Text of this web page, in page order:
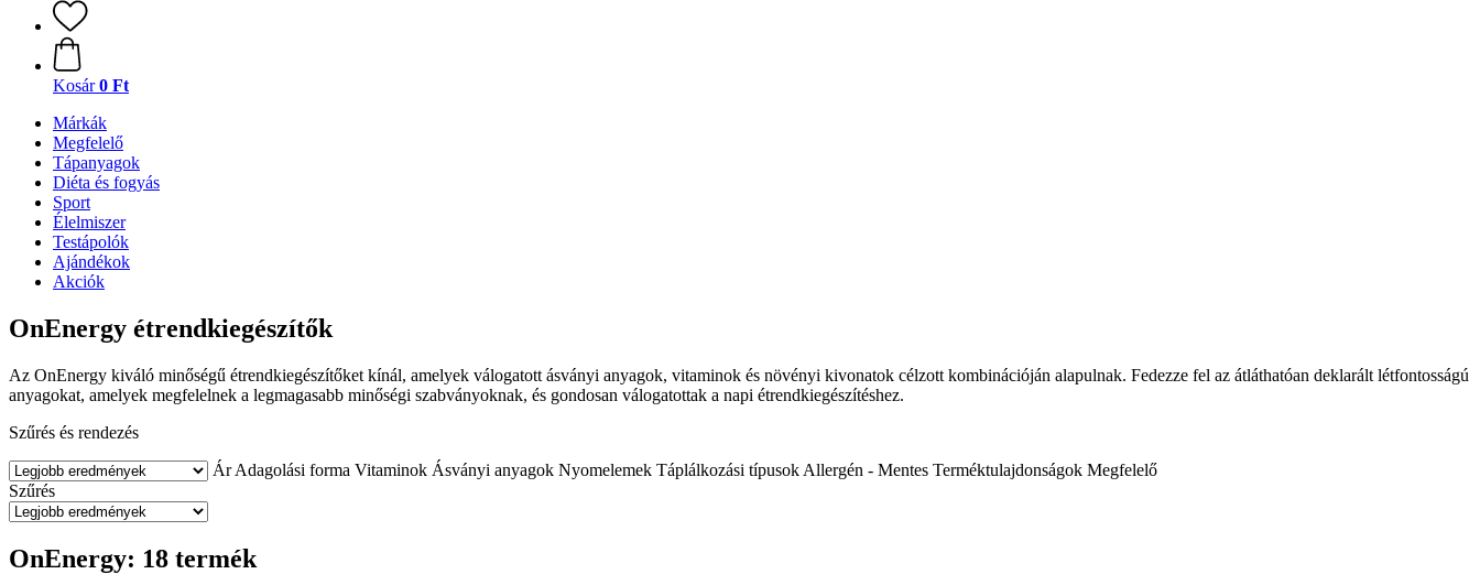
Kosár 0 Ft
Márkák
Megfelelő
Tápanyagok
Diéta és fogyás
Sport
Élelmiszer
Testápolók
Ajándékok
Akciók
OnEnergy étrendkiegészítők
Az OnEnergy kiváló minőségű étrendkiegészítőket kínál, amelyek válogatott ásványi anyagok, vitaminok és növényi kivonatok célzott kombinációján alapulnak. Fedezze fel az átláthatóan deklarált létfontosságú
anyagokat, amelyek megfelelnek a legmagasabb minőségi szabványoknak, és gondosan válogatottak a napi étrendkiegészítéshez.
Szűrés és rendezés
Ár Adagolási forma Vitaminok Ásványi anyagok Nyomelemek Táplálkozási típusok Allergén - Mentes Terméktulajdonságok Megfelelő
Szűrés
OnEnergy: 18 termék